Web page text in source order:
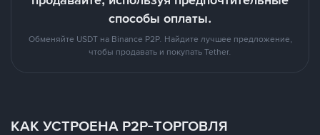
способы оплаты.
Обменяйте USDT на Binance P2P. Найдите лучшее предложение,
чтобы продавать и покупать Tether.
КАК УСТРОЕНА P2P-ТОРГОВЛЯ